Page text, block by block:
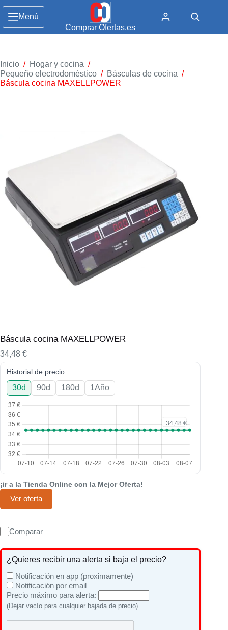
Menú
Comprar Ofertas.es
Inicio / Hogar y cocina /
Pequeño electrodoméstico / Básculas de cocina /
Báscula cocina MAXELLPOWER
Báscula cocina MAXELLPOWER
34,48 €
Historial de precio
30d 90d 180d 1Año
¡ir a la Tienda Online con la Mejor Oferta!
Ver oferta
Comparar
¿Quieres recibir una alerta si baja el precio?
Notificación en app (proximamente)
Notificación por email
Precio máximo para alerta:
(Dejar vacío para cualquier bajada de precio)